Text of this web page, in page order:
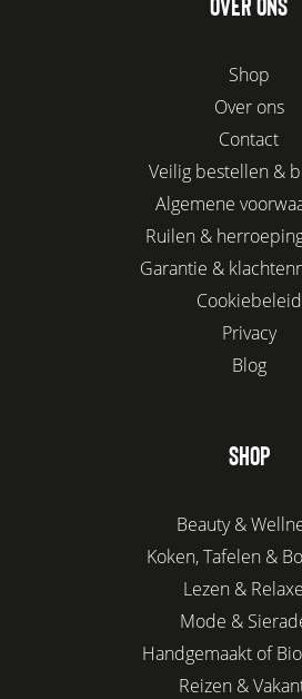
OVER ONS
Shop
Over ons
Contact
Veilig bestellen &
Algemene
Ruilen &
Garantie &
Cookiebeleid
Privacy
Blog
SHOP
Beauty &
Koken, Tafelen &
Lezen &
Mode &
Handgemaakt of
Reizen &